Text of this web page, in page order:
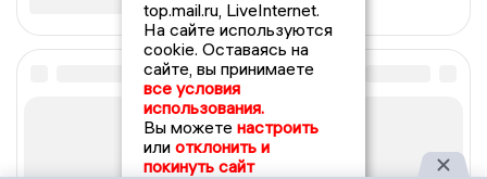
top.mail.ru, LiveInternet.
На сайте используются
cookie. Оставаясь на
сайте, вы принимаете
все условия
использования.
Вы можете настроить
или отклонить и
покинуть сайт